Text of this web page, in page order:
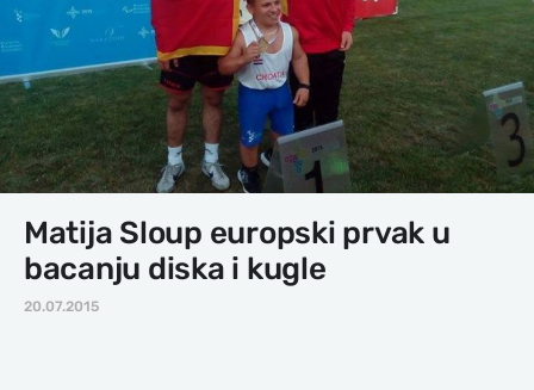
Matija Sloup europski prvak u
bacanju diska i kugle
20.07.2015